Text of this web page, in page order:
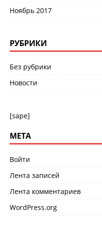
Ноябрь 2017
РУБРИКИ
Без рубрики
Новости
[sape]
МЕТА
Войти
Лента записей
Лента комментариев
WordPress.org